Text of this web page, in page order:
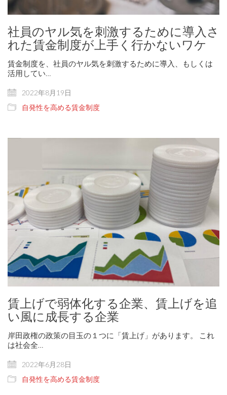
社員のヤル気を刺激するために導入さ
れた賃金制度が上手く行かないワケ
賃金制度を、社員のヤル気を刺激するために導入、もしくは
活用してい…
2022年8月19日
自発性を高める賃金制度
賃上げで弱体化する企業、賃上げを追
い風に成長する企業
岸田政権の政策の目玉の１つに「賃上げ」があります。 これ
は社会全…
2022年6月28日
自発性を高める賃金制度